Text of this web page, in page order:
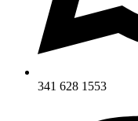
341 628 1553